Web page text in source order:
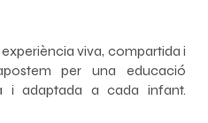
viva, compartida i
per una educació
i adaptada a cada infant.